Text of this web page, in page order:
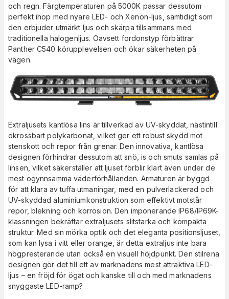
och regn. Färgtemperaturen på 5000K passar dessutom
perfekt ihop med nyare LED- och Xenon-ljus, samtidigt som
den erbjuder utmärkt ljus och skärpa tillsammans med
traditionella halogenljus. Oavsett fordonstyp förbättrar
Panther C540 körupplevelsen och ökar säkerheten på
vägen.
Extraljusets kantlösa lins är tillverkad av UV-skyddat, nästintill
okrossbart polykarbonat, vilket ger ett robust skydd mot
stenskott och repor från grenar. Den innovativa, kantlösa
designen förhindrar dessutom att snö, is och smuts samlas på
linsen, vilket säkerställer att ljuset förblir klart även under de
mest ogynnsamma väderförhållanden. Armaturen är byggd
för att klara av tuffa utmaningar, med en pulverlackerad och
UV-skyddad aluminiumkonstruktion som effektivt motstår
repor, blekning och korrosion. Den imponerande IP68/IP69K-
klassningen bekräftar extraljusets slitstarka och kompakta
struktur. Med sin mörka optik och det eleganta positionsljuset,
som kan lysa i vitt eller orange, är detta extraljus inte bara
högpresterande utan också en visuell höjdpunkt. Den stilrena
designen gör det till ett av marknadens mest attraktiva LED-
ljus – en fröjd för ögat och kanske till och med marknadens
snyggaste LED-ramp?